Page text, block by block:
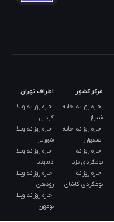
مرکز کشور
اجاره روزانه خانه
شیراز
اجاره روزانه خانه
اصفهان
اجاره روزانه
بومگردی یزد
اجاره روزانه
بومگردی کاشان
اطراف تهران
اجاره روزانه ویلا
کردان
اجاره روزانه ویلا
شهریار
اجاره روزانه ویلا
دماوند
اجاره روزانه ویلا
رودهن
اجاره روزانه ویلا
بومهن